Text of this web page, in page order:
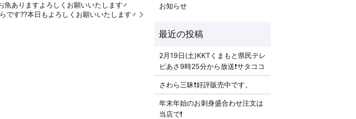
魚あります️よろしくお願いいたします‍♂️
です??本日もよろしくお願いいたします‍♂️
お知らせ
2月19日(土)KKTくまもと県民テレ
ビあさ9時25分から放送❗️サタココ
さわら三昧❗️好評販売中です。
年末年始のお刺身盛合わせ注文は
当店で❗️